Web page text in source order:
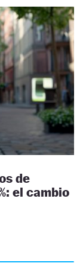
de
el cambio